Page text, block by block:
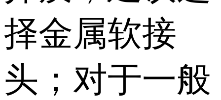
择金属软接
头；对于一般